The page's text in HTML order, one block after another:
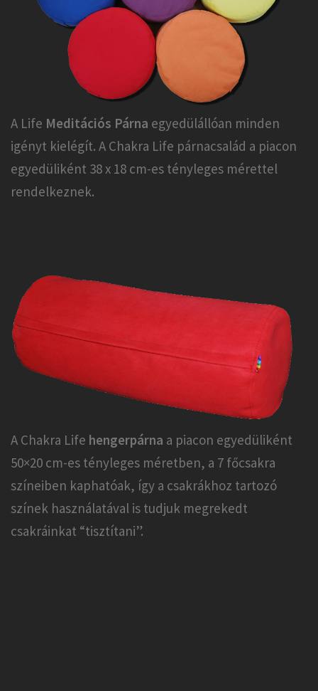
A Life Meditációs Párna egyedülállóan minden
igényt kielégít. A Chakra Life párnacsalád a piacon
egyedüliként 38 x 18 cm-es tényleges mérettel
rendelkeznek.
A Chakra Life hengerpárna a piacon egyedüliként
50×20 cm-es tényleges méretben, a 7 főcsakra
színeiben kaphatóak, így a csakrákhoz tartozó
színek használatával is tudjuk megrekedt
csakráinkat “tisztítani”.